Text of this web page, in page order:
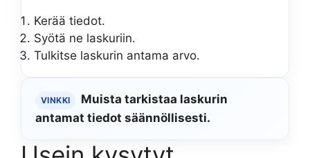
Kerää tiedot.
Syötä ne laskuriin.
Tulkitse laskurin antama arvo.
VINKKI
Muista tarkistaa laskurin
antamat tiedot säännöllisesti.